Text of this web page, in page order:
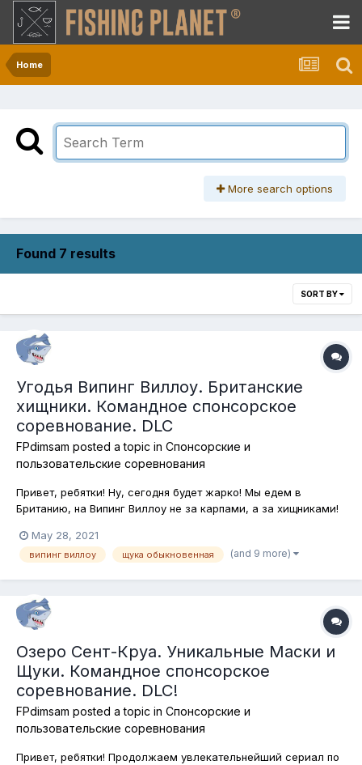
Home
More search options
Found 7 results
SORT BY
Угодья Випинг Виллоу. Британские
хищники. Командное спонсорское
соревнование. DLC
FPdimsam posted a topic in Спонсорские и
пользовательские соревнования
Привет, ребятки! Ну, сегодня будет жарко! Мы едем в
Британию, на Випинг Виллоу не за карпами, а за хищниками!
ограничениями (подставки запрещены, одно удилище в руках
игрока) сегодняшнее соревнование обещает быть очень
May 28, 2021
випинг виллоу щука обыкновенная (and 9 more)
Озеро Сент-Круа. Уникальные Маски и
Щуки. Командное спонсорское
соревнование. DLC!
FPdimsam posted a topic in Спонсорские и
пользовательские соревнования
Привет, ребятки! Продолжаем увлекательнейший сериал по